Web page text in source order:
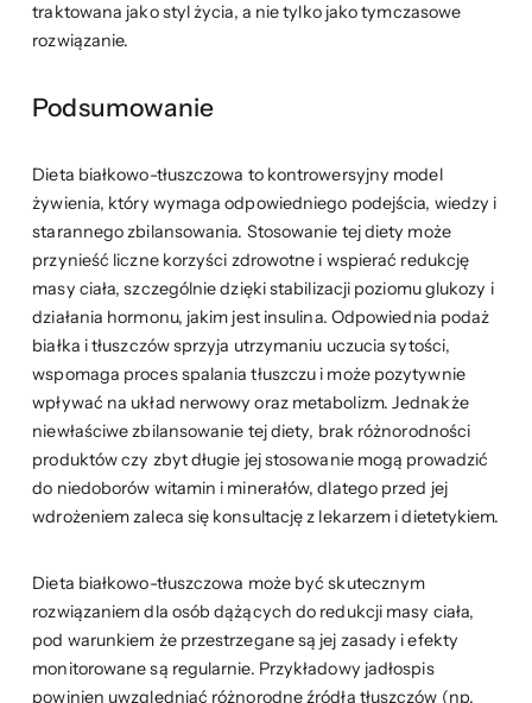
traktowana jako styl życia, a nie tylko jako tymczasowe
rozwiązanie.
Podsumowanie
Dieta białkowo-tłuszczowa to kontrowersyjny model
żywienia, który wymaga odpowiedniego podejścia, wiedzy i
starannego zbilansowania. Stosowanie tej diety może
przynieść liczne korzyści zdrowotne i wspierać redukcję
masy ciała, szczególnie dzięki stabilizacji poziomu glukozy i
działania hormonu, jakim jest insulina. Odpowiednia podaż
białka i tłuszczów sprzyja utrzymaniu uczucia sytości,
wspomaga proces spalania tłuszczu i może pozytywnie
wpływać na układ nerwowy oraz metabolizm. Jednakże
niewłaściwe zbilansowanie tej diety, brak różnorodności
produktów czy zbyt długie jej stosowanie mogą prowadzić
do niedoborów witamin i minerałów, dlatego przed jej
wdrożeniem zaleca się konsultację z lekarzem i dietetykiem.
Dieta białkowo-tłuszczowa może być skutecznym
rozwiązaniem dla osób dążących do redukcji masy ciała,
pod warunkiem że przestrzegane są jej zasady i efekty
monitorowane są regularnie. Przykładowy jadłospis
powinien uwzględniać różnorodne źródła tłuszczów (np.